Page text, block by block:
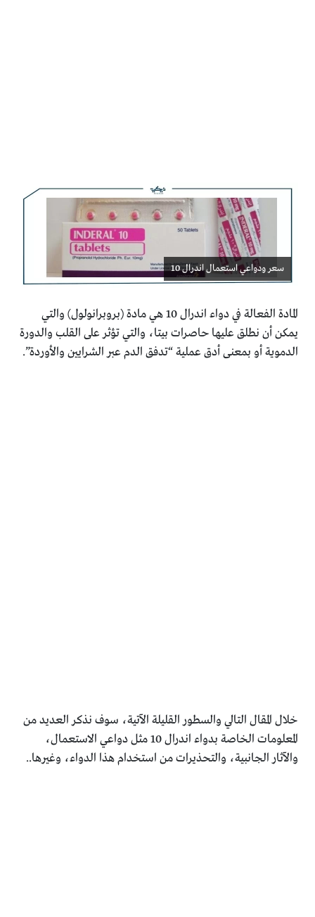
سعر ودواعي استعمال اندرال 10
المادة الفعالة في دواء اندرال 10 هي مادة (بروبرانولول) والتي
يمكن أن نطلق عليها حاصرات بيتا، والتي تؤثر على القلب والدورة
الدموية أو بمعنى أدق عملية “تدفق الدم عبر الشرايين والأوردة”.
خلال المقال التالي والسطور القليلة الآتية، سوف نذكر العديد من
المعلومات الخاصة بدواء اندرال 10 مثل دواعي الاستعمال،
والآثار الجانبية، والتحذيرات من استخدام هذا الدواء، وغيرها..